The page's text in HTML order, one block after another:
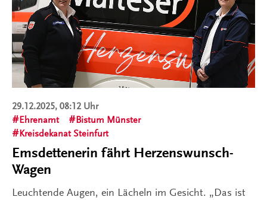
29.12.2025, 08:12 Uhr
Ehrenamt
Bistum Münster
Kreisdekanat Steinfurt
Emsdettenerin fährt Herzenswunsch-
Wagen
Leuchtende Augen, ein Lächeln im Gesicht. „Das ist